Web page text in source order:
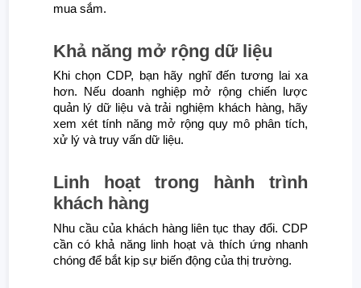
mua sắm.
Khả năng mở rộng dữ liệu
Khi chọn CDP, bạn hãy nghĩ đến tương lai xa
hơn. Nếu doanh nghiệp mở rộng chiến lược
quản lý dữ liệu và trải nghiệm khách hàng, hãy
xem xét tính năng mở rộng quy mô phân tích,
xử lý và truy vấn dữ liệu.
Linh hoạt trong hành trình
khách hàng
Nhu cầu của khách hàng liên tục thay đổi. CDP
cần có khả năng linh hoạt và thích ứng nhanh
chóng để bắt kịp sự biến động của thị trường.